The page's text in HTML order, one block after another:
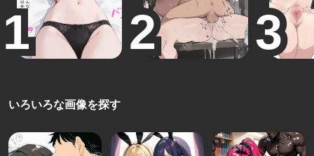
いろいろな画像を探す